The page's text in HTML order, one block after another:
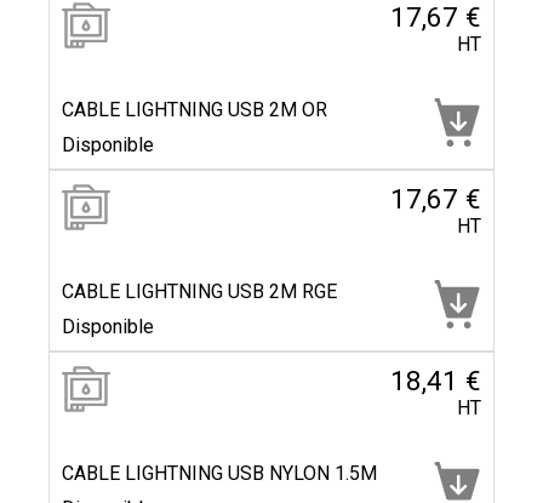
17,67 €
HT
CABLE LIGHTNING USB 2M OR
Disponible
17,67 €
HT
CABLE LIGHTNING USB 2M RGE
Disponible
18,41 €
HT
CABLE LIGHTNING USB NYLON 1.5M